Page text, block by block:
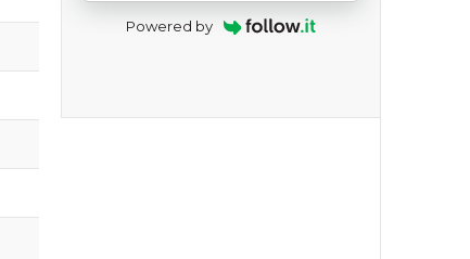
Powered by